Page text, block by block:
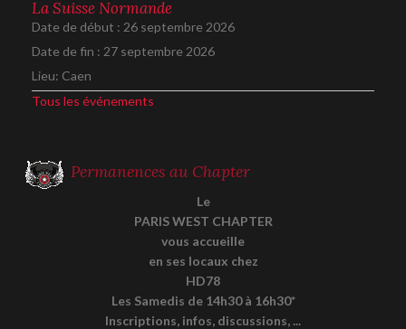
La Suisse Normande
Date de début : 26 septembre 2026
Date de fin : 27 septembre 2026
Lieu: Caen
Tous les événements
Permanences au Chapter
Le
PARIS WEST CHAPTER
vous accueille
en ses locaux chez
HD78
Les Samedis de 14h30 à 16h30*
Inscriptions, infos, discussions, ...